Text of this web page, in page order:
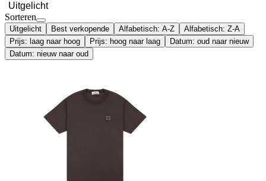
Uitgelicht
Sorteren
Uitgelicht Best verkopende Alfabetisch: A-Z
Alfabetisch: Z-A
Prijs: laag naar hoog
Prijs: hoog naar laag
Datum: oud naar nieuw
Datum: nieuw naar oud